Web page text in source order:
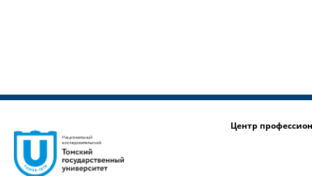
Центр